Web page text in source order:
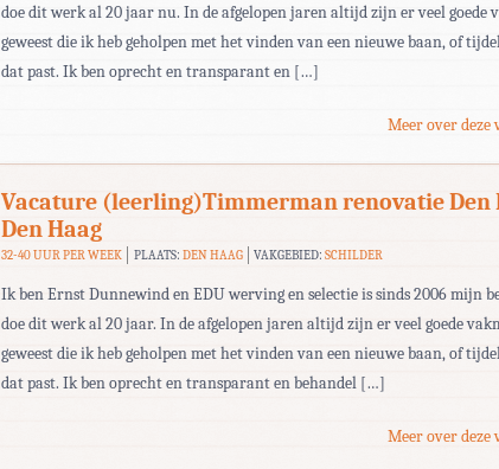
doe dit werk al 20 jaar nu. In de afgelopen jaren altijd zijn er veel goede
geweest die ik heb geholpen met het vinden van een nieuwe baan, of
dat past. Ik ben oprecht en transparant en […]
Meer over deze
Vacature (leerling)Timmerman renovatie Den
Den Haag
32-40 UUR PER WEEK PLAATS: DEN HAAG VAKGEBIED:SCHILDER
Ik ben Ernst Dunnewind en EDU werving en selectie is sinds 2006 mijn
doe dit werk al 20 jaar. In de afgelopen jaren altijd zijn er veel goede
geweest die ik heb geholpen met het vinden van een nieuwe baan, of
dat past. Ik ben oprecht en transparant en behandel […]
Meer over deze